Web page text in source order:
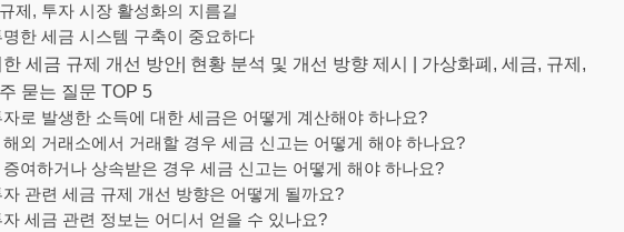
제, 투자 시장 활성화의 지름길
한 세금 시스템 구축이 중요하다
세금 규제 개선 방안| 현황 분석 및 개선 방향 제시 | 가상화폐, 세금, 규제,
묻는 질문 TOP 5
로 발생한 소득에 대한 세금은 어떻게 계산해야 하나요?
외 거래소에서 거래할 경우 세금 신고는 어떻게 해야 하나요?
여하거나 상속받은 경우 세금 신고는 어떻게 해야 하나요?
관련 세금 규제 개선 방향은 어떻게 될까요?
세금 관련 정보는 어디서 얻을 수 있나요?